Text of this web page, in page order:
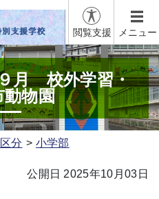
閲覧支援 メニュー
月 校外学習・
動物園
区分 小学部
公開日 2025年10月03日